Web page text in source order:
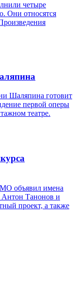
четыре
Они относятся
Шаляпина готовит
первой оперы
театре.
объявил имена
Танонов и
проект, а также